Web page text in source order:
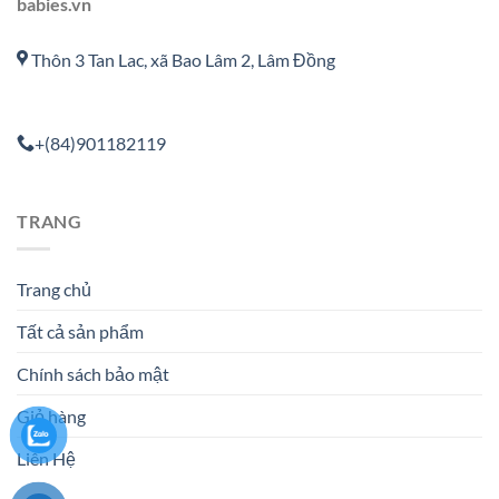
babies.vn
Thôn 3 Tan Lac, xã Bao Lâm 2, Lâm Đồng
+(84)901182119
TRANG
Trang chủ
Tất cả sản phẩm
Chính sách bảo mật
Giỏ hàng
Liên Hệ